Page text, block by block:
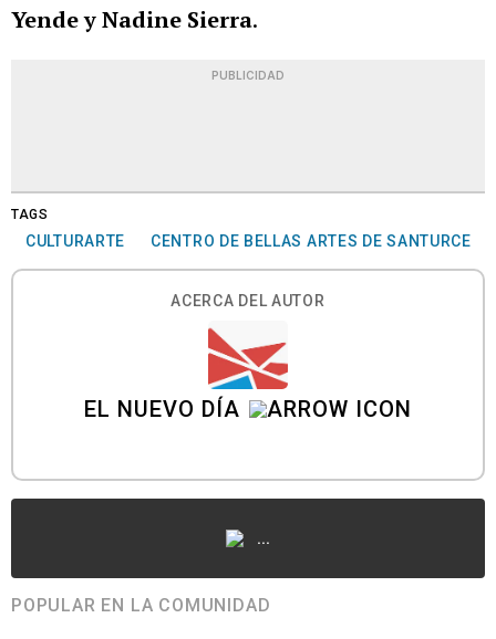
Yende y Nadine Sierra.
PUBLICIDAD
TAGS
CULTURARTE CENTRO DE BELLAS ARTES DE SANTURCE
ACERCA DEL AUTOR
EL NUEVO DÍA
...
POPULAR EN LA COMUNIDAD